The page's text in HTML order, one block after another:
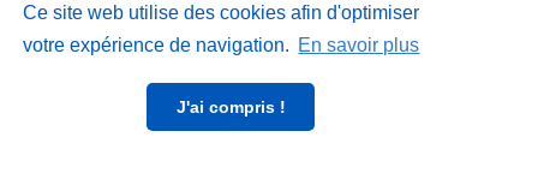
Ce site web utilise des cookies afin d'optimiser
votre expérience de navigation. En savoir plus
J'ai compris !